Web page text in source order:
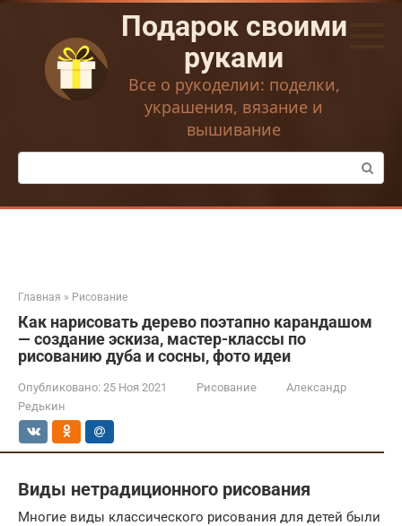
Перейти
контенту
Подарок своими
руками
Все о рукоделии: поделки,
украшения, вязание и
вышивание
Поиск:
Главная » Рисование
Как нарисовать дерево поэтапно карандашом
— создание эскиза, мастер-классы по
рисованию дуба и сосны, фото идеи
Опубликовано: 25 Ноя 2021 Рисование
Александр
Редькин
Виды нетрадиционного рисования
Многие виды классического рисования для детей были